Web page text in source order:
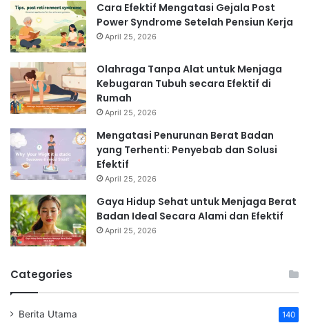
Cara Efektif Mengatasi Gejala Post
Power Syndrome Setelah Pensiun Kerja
April 25, 2026
Olahraga Tanpa Alat untuk Menjaga
Kebugaran Tubuh secara Efektif di
Rumah
April 25, 2026
Mengatasi Penurunan Berat Badan
yang Terhenti: Penyebab dan Solusi
Efektif
April 25, 2026
Gaya Hidup Sehat untuk Menjaga Berat
Badan Ideal Secara Alami dan Efektif
April 25, 2026
Categories
Berita Utama 140